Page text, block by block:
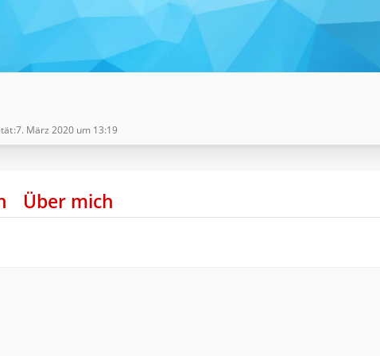
7. März 2020 um 13:19
Über mich